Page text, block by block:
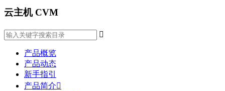
云主机 CVM

产品概览
产品动态
新手指引
产品简介